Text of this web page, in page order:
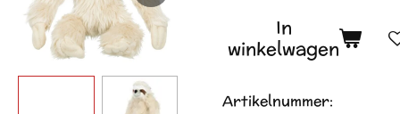
In
winkelwagen
Artikelnummer: